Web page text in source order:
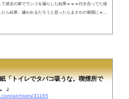
彼女の家でウンコを漏らした結果ｗｗｗ付き合ってた彼
ら結果、嫌われるだろうと思ったらまさかの展開にｗｗ
「トイレでタバコ吸うな。喫煙所で
」
archives/31165